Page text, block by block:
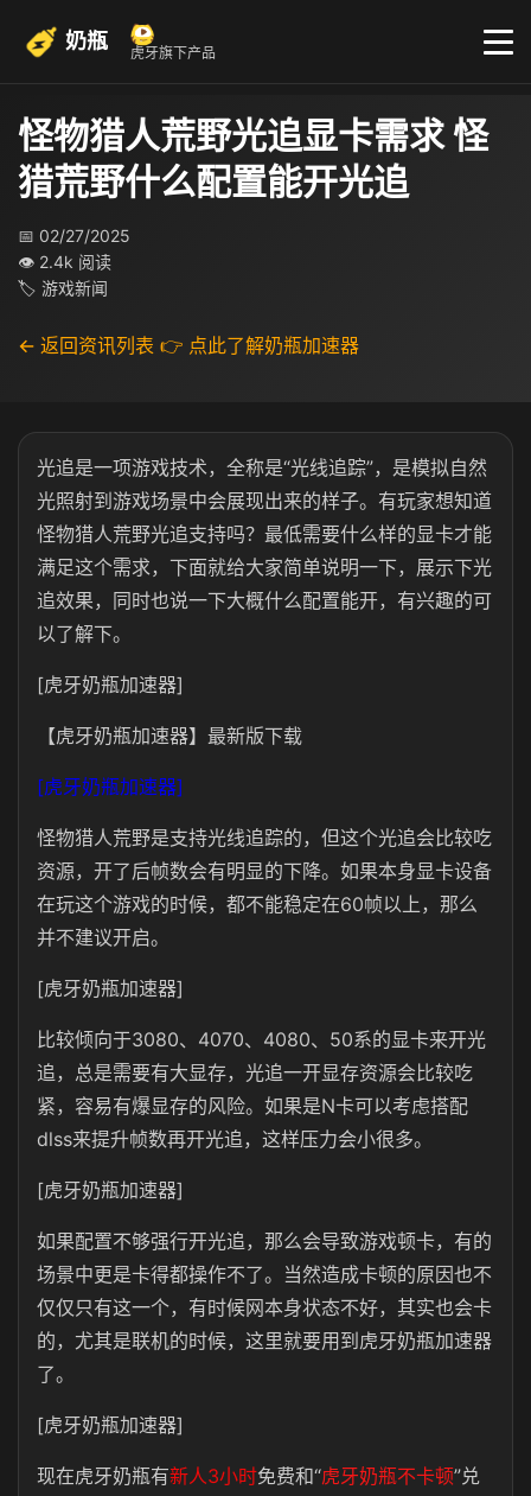
奶瓶 虎牙旗下产品
怪物猎人荒野光追显卡需求 怪
猎荒野什么配置能开光追
📅 02/27/2025
👁 2.4k 阅读
🏷 游戏新闻
← 返回资讯列表 👉 点此了解奶瓶加速器
光追是一项游戏技术，全称是“光线追踪”，是模拟自然
光照射到游戏场景中会展现出来的样子。有玩家想知道
怪物猎人荒野光追支持吗？最低需要什么样的显卡才能
满足这个需求，下面就给大家简单说明一下，展示下光
追效果，同时也说一下大概什么配置能开，有兴趣的可
以了解下。
[虎牙奶瓶加速器]
【虎牙奶瓶加速器】最新版下载
[虎牙奶瓶加速器]
怪物猎人荒野是支持光线追踪的，但这个光追会比较吃
资源，开了后帧数会有明显的下降。如果本身显卡设备
在玩这个游戏的时候，都不能稳定在60帧以上，那么
并不建议开启。
[虎牙奶瓶加速器]
比较倾向于3080、4070、4080、50系的显卡来开光
追，总是需要有大显存，光追一开显存资源会比较吃
紧，容易有爆显存的风险。如果是N卡可以考虑搭配
dlss来提升帧数再开光追，这样压力会小很多。
[虎牙奶瓶加速器]
如果配置不够强行开光追，那么会导致游戏顿卡，有的
场景中更是卡得都操作不了。当然造成卡顿的原因也不
仅仅只有这一个，有时候网本身状态不好，其实也会卡
的，尤其是联机的时候，这里就要用到虎牙奶瓶加速器
了。
[虎牙奶瓶加速器]
现在虎牙奶瓶有新人3小时免费和“虎牙奶瓶不卡顿”兑